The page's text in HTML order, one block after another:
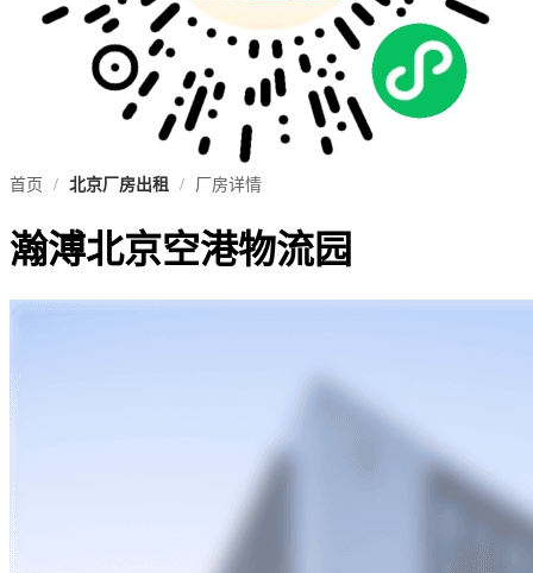
首页 / 北京厂房出租 / 厂房详情
瀚溥北京空港物流园